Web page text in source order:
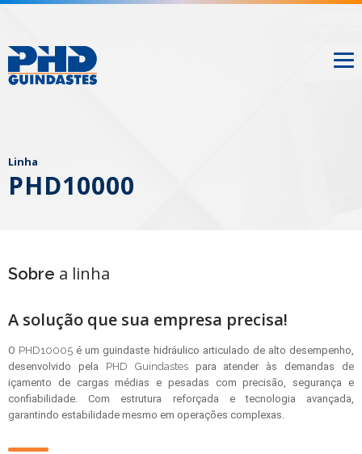
Linha
PHD10000
Sobre a linha
A solução que sua empresa precisa!
O PHD10005 é um guindaste hidráulico articulado de alto desempenho,
desenvolvido pela PHD Guindastespara atender às demandas de
içamento de cargas médias e pesadas com precisão, segurança e
confiabilidade. Com estrutura reforçada e tecnologia avançada,
garantindo estabilidade mesmo em operações complexas.